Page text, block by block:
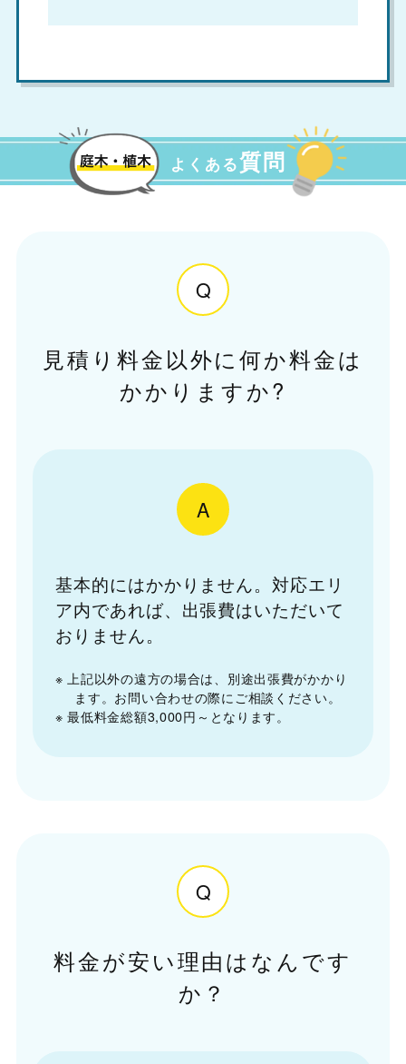
よくある質問
Q
見積り料金以外に何か料金は
かかりますか?
A
基本的にはかかりません。対応エリ
ア内であれば、出張費はいただいて
おりません。
※ 上記以外の遠方の場合は、別途出張費がかかり
ます。お問い合わせの際にご相談ください。
※ 最低料金総額3,000円～となります。
Q
料金が安い理由はなんです
か？